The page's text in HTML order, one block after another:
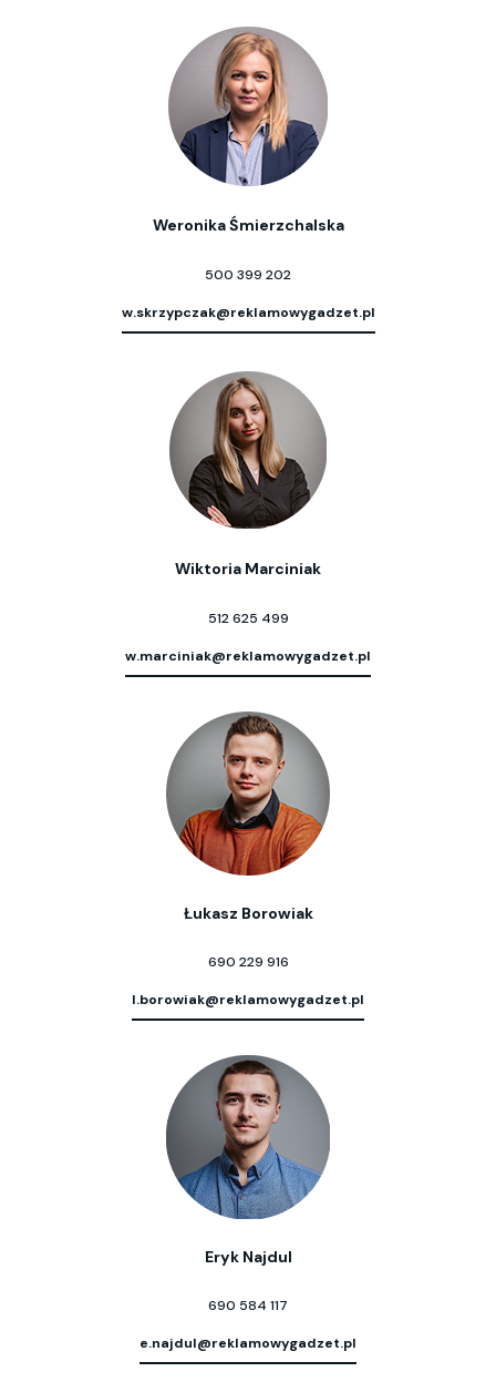
Weronika Śmierzchalska
500 399 202
w.skrzypczak@reklamowygadzet.pl
Wiktoria Marciniak
512 625 499
w.marciniak@reklamowygadzet.pl
Łukasz Borowiak
690 229 916
l.borowiak@reklamowygadzet.pl
Eryk Najdul
690 584 117
e.najdul@reklamowygadzet.pl